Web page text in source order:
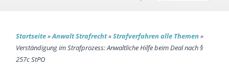
Startseite»Anwalt Strafrecht»Strafverfahren alle Themen »
Verständigung im Strafprozess: Anwaltliche Hilfe beim Deal nach §
257c StPO